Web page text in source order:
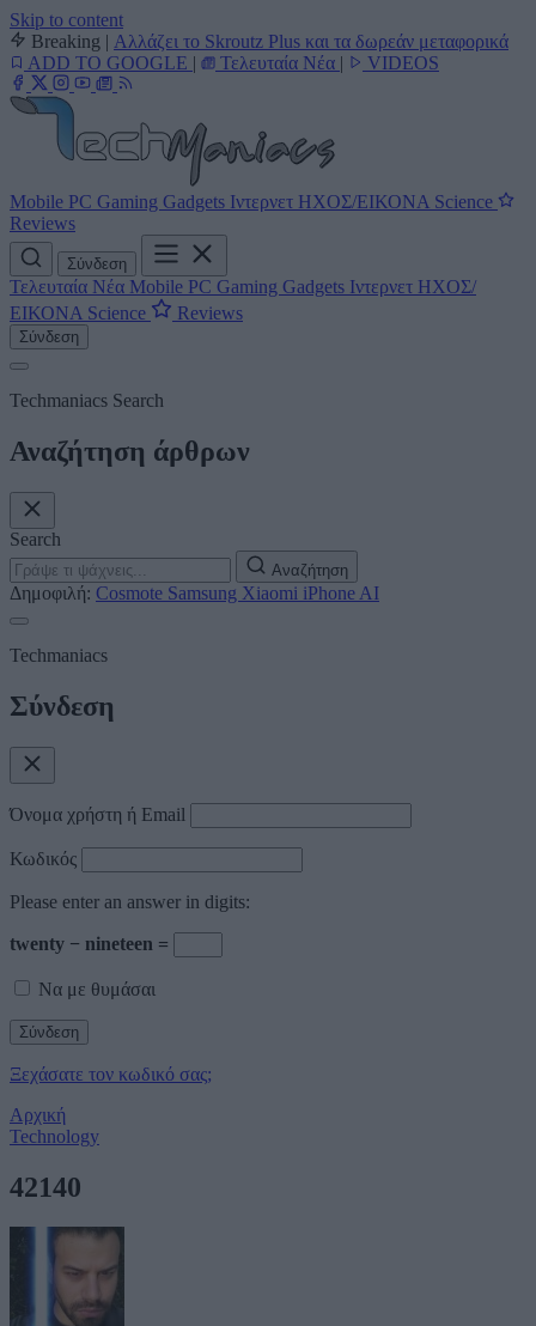
Skip to content
Breaking | Αλλάζει το Skroutz Plus και τα δωρεάν μεταφορικά
ADD TO GOOGLE | Τελευταία Νέα | VIDEOS
Mobile PC Gaming Gadgets Ιντερνετ ΗΧΟΣ/ΕΙΚΟΝΑ Science
Reviews
Σύνδεση
Τελευταία Νέα Mobile PC Gaming Gadgets Ιντερνετ ΗΧΟΣ/
ΕΙΚΟΝΑ Science Reviews
Σύνδεση
Techmaniacs Search
Αναζήτηση άρθρων
Search
Αναζήτηση
Δημοφιλή: Cosmote Samsung Xiaomi iPhone AI
Techmaniacs
Σύνδεση
Όνομα χρήστη ή Email
Κωδικός
Please enter an answer in digits:
twenty − nineteen =
Να με θυμάσαι
Ξεχάσατε τον κωδικό σας;
Αρχική
Technology
42140